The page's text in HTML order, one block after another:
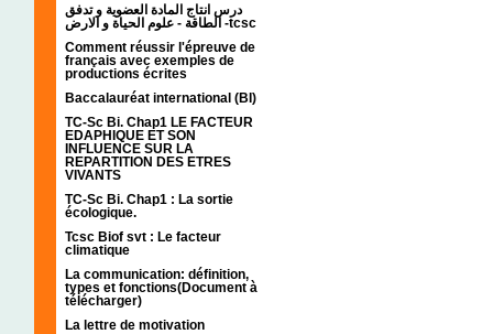
درس انتاج المادة العضوية و تدفق
الطاقة - علوم الحياة و الارض -tcsc
Comment réussir l'épreuve de
français avec exemples de
productions écrites
Baccalauréat international (BI)
TC-Sc Bi. Chap1 LE FACTEUR
EDAPHIQUE ET SON
INFLUENCE SUR LA
REPARTITION DES ETRES
VIVANTS
TC-Sc Bi. Chap1 : La sortie
écologique.
Tcsc Biof svt : Le facteur
climatique
La communication: définition,
types et fonctions(Document à
télécharger)
La lettre de motivation